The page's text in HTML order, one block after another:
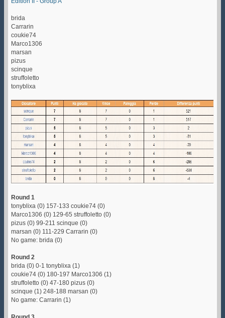
brida
Carrarin
coukie74
Marco1306
marsan
pizus
scinque
struffoletto
tonyblixa
Round 1
tonyblixa (0) 157-133 coukie74 (0)
Marco1306 (0) 129-65 struffoletto (0)
pizus (0) 99-211 scinque (0)
marsan (0) 111-229 Carrarin (0)
No game: brida (0)
Round 2
brida (0) 0-1 tonyblixa (1)
coukie74 (0) 180-197 Marco1306 (1)
struffoletto (0) 47-180 pizus (0)
scinque (1) 248-188 marsan (0)
No game: Carrarin (1)